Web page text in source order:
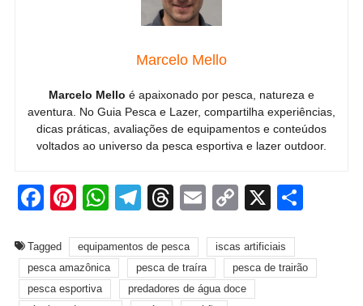
Marcelo Mello
Marcelo Mello é apaixonado por pesca, natureza e
aventura. No Guia Pesca e Lazer, compartilha experiências,
dicas práticas, avaliações de equipamentos e conteúdos
voltados ao universo da pesca esportiva e lazer outdoor.
Facebook
Pinterest
WhatsApp
Telegram
Threads
EmailCopy
X
Tagged equipamentos de pesca
iscas artificiais
pesca amazônica
pesca de traíra
pesca de trairão
pesca esportiva
predadores de água doce